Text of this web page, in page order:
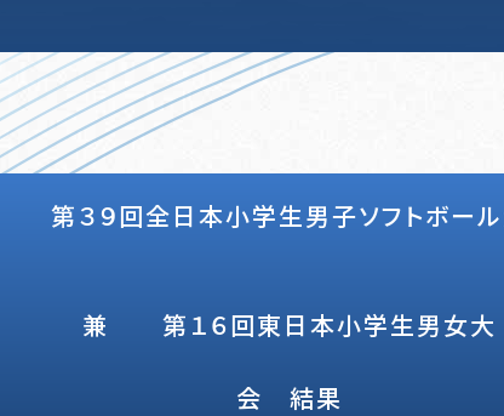
第３９回全日本小学生男子ソフトボー
４２
女ソフト
兼 第１６回東日本小学生男女大
奈川
会 結果